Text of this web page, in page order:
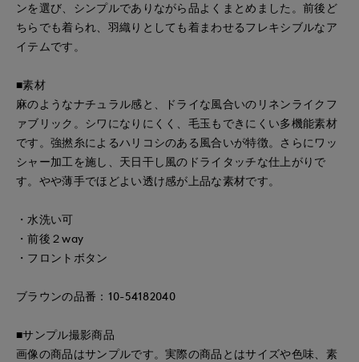
ンを選び、シンプルでありながら品よくまとめました。前後ど
ちらでも着られ、羽織りとしても着まわせるフレキシブルなア
イテムです。
■素材
麻のようなナチュラル感と、ドライな風合いのリネンライクフ
ァブリック。シワになりにくく、毛玉もできにくい多機能素材
です。強撚糸によるハリコシのある風合いが特徴。さらにワッ
シャー加工を施し、天日干し風のドライタッチな仕上がりで
す。やや薄手でほどよい透け感が上品な素材です。
・水洗い可
・前後２way
・フロントボタン
ブラウンの品番：10-54182040
■サンプル撮影商品
画像の商品はサンプルです。実際の商品とはサイズや色味、素